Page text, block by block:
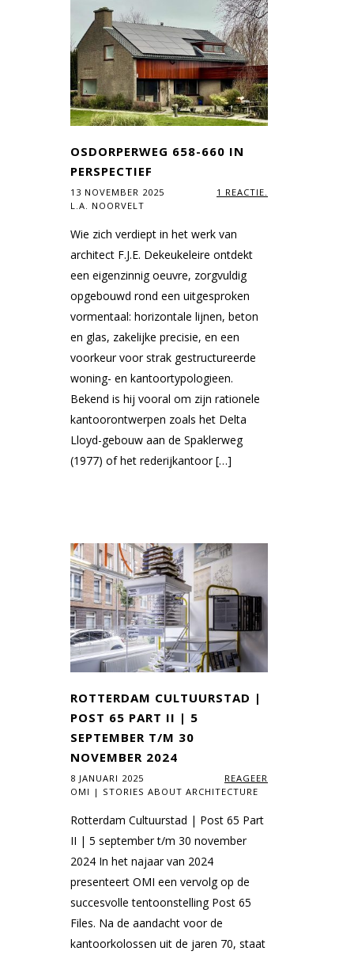
OSDORPERWEG 658-660 IN
PERSPECTIEF
13 NOVEMBER 2025
1 REACTIE.
L.A. NOORVELT
Wie zich verdiept in het werk van
architect F.J.E. Dekeukeleire ontdekt
een eigenzinnig oeuvre, zorgvuldig
opgebouwd rond een uitgesproken
vormentaal: horizontale lijnen, beton
en glas, zakelijke precisie, en een
voorkeur voor strak gestructureerde
woning- en kantoortypologieen.
Bekend is hij vooral om zijn rationele
kantoorontwerpen zoals het Delta
Lloyd-gebouw aan de Spaklerweg
(1977) of het rederijkantoor […]
ROTTERDAM CULTUURSTAD |
POST 65 PART II | 5
SEPTEMBER T/M 30
NOVEMBER 2024
8 JANUARI 2025
REAGEER
OMI | STORIES ABOUT ARCHITECTURE
Rotterdam Cultuurstad | Post 65 Part
II | 5 september t/m 30 november
2024 In het najaar van 2024
presenteert OMI een vervolg op de
succesvolle tentoonstelling Post 65
Files. Na de aandacht voor de
kantoorkolossen uit de jaren 70, staat